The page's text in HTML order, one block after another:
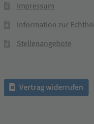
Impressum
Information zur
Stellenangebote
Vertrag widerrufen